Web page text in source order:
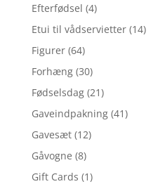
Efterfødsel (4)
Etui til vådservietter (14)
Figurer (64)
Forhæng (30)
Fødselsdag (21)
Gaveindpakning (41)
Gavesæt (12)
Gåvogne (8)
Gift Cards (1)